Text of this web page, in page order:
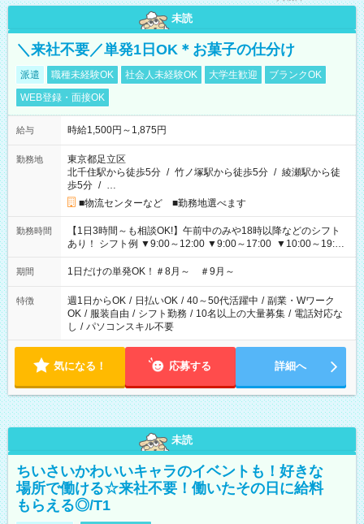
未読
＼来社不要／単発1日OK＊お菓子の仕分け
派遣 職種未経験OK 社会人未経験OK 大学生歓迎
ブランクOK
WEB登録・面接OK
給与 時給1,500円～1,875円
勤務地
東京都足立区
北千住駅から徒歩5分 / 竹ノ塚駅から徒歩5分 / 綾瀬駅から徒
歩5分 / …
■物流センターなど ■勤務地選べます
勤務時間
【1日3時間～も相談OK!】午前中のみや18時以降などのシフト
あり！ シフト例 ▼9:00～12:00 ▼9:00～17:00 ▼10:00～19:00
▼18:00～21:00
期間 1日だけの単発OK！＃8月～ ＃9月～
特徴 週1日からOK / 日払いOK / 40～50代活躍中 / 副業・Wワーク
OK / 服装自由 / シフト勤務 / 10名以上の大量募集 / 電話対応な
し / パソコンスキル不要
気になる！ 応募する 詳細へ
未読
ちいさいかわいいキャラのイベントも！好きな
場所で働ける☆来社不要！働いたその日に給料
もらえる◎/T1